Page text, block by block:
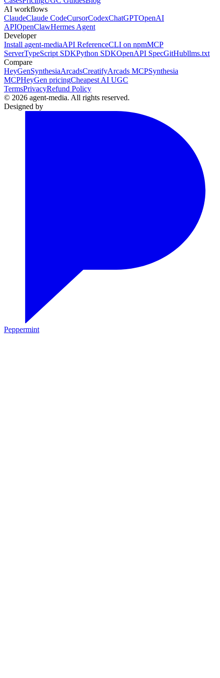
AI workflows
ClaudeClaude CodeCursorCodexChatGPTOpenAI
APIOpenClawHermes Agent
Developer
Install agent-mediaAPI ReferenceCLI on npmMCP
ServerTypeScript SDKPython SDKOpenAPI SpecGitHubllms.txt
Compare
HeyGenSynthesiaArcadsCreatifyArcads MCPSynthesia
MCPHeyGen pricingCheapest AI UGC
TermsPrivacyRefund Policy
© 2026 agent-media. All rights reserved.
Designed by
Peppermint